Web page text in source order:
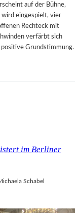
auf der Bühne,
wird eingespielt, vier
Rechteck mit
verfärbt sich
positive Grundstimmung.
im Berliner
Schabel